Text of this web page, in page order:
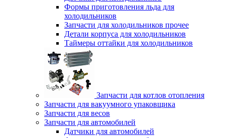
Формы приготовления льда для
холодильников
Запчасти для холодильников прочее
Детали корпуса для холодильников
Таймеры оттайки для холодильников
Запчасти для котлов отопления
Запчасти для вакуумного упаковщика
Запчасти для весов
Запчасти для автомобилей
Датчики для автомобилей